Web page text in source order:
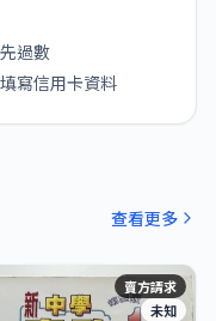
過數
寫信用卡資料
查看更多
賣方請求
未知